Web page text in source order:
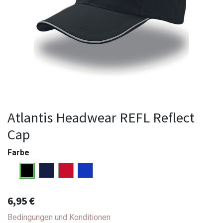
Atlantis Headwear REFL Reflect
Cap
Farbe
6,95€
Bedingungen und Konditionen